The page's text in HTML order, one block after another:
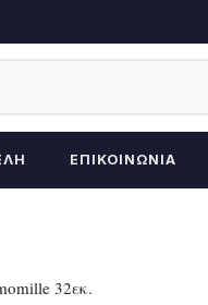
ΕΠΙΚΟΙΝΩΝΊΑ
32εκ.